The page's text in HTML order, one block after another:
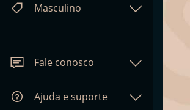
Masculino
Fale conosco
Ajuda e suporte